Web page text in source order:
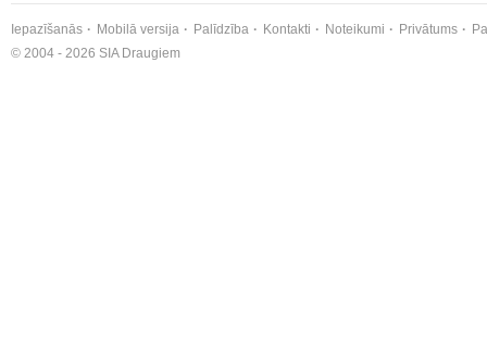
Iepazīšanās Mobilā versija Palīdzība Kontakti Noteikumi Privātums
© 2004 - 2026 SIA Draugiem